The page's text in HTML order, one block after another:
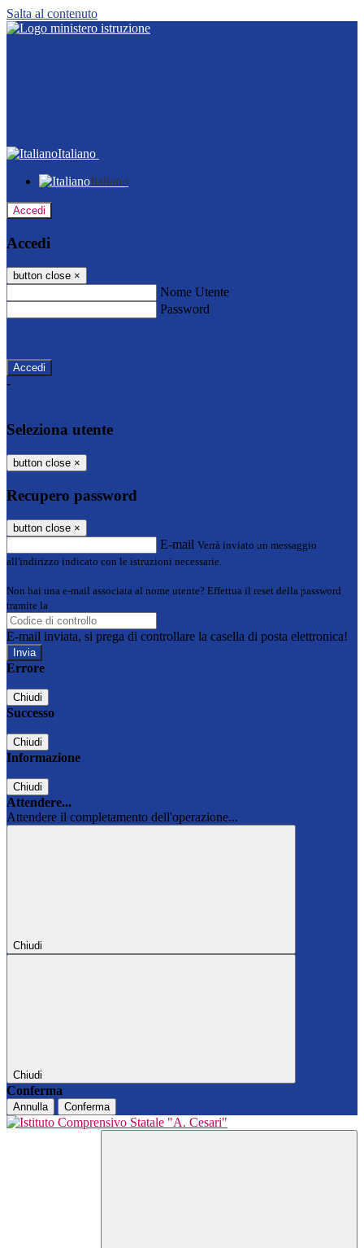
Salta al contenuto
Italiano
Italiano
Accedi
Accedi
button close ×
Nome Utente
Password
-
Seleziona utente
button close ×
Recupero password
button close ×
E-mail Verrà inviato un messaggio
all'indirizzo indicato con le istruzioni necessarie.
Non hai una e-mail associata al nome utente? Effettua il reset della password
tramite la
E-mail inviata, si prega di controllare la casella di posta elettronica!
Errore
Chiudi
Successo
Chiudi
Informazione
Chiudi
Attendere...
Attendere il completamento dell'operazione...
Chiudi
Chiudi
Conferma
Annulla Conferma